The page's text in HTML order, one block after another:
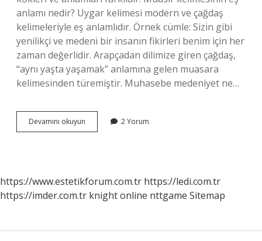
anlamı nedir? Uygar kelimesi modern ve çağdaş
kelimeleriyle eş anlamlıdır. Örnek cümle: Sizin gibi
yenilikçi ve medeni bir insanın fikirleri benim için her
zaman değerlidir. Arapçadan dilimize giren çağdaş,
“aynı yaşta yaşamak” anlamına gelen muasara
kelimesinden türemiştir. Muhasebe medeniyet ne…
Devamını okuyun
Kelimesi
2 Yorum
https://www.estetikforum.com.tr https://ledi.com.tr
https://imder.com.tr knight online nttgame Sitemap